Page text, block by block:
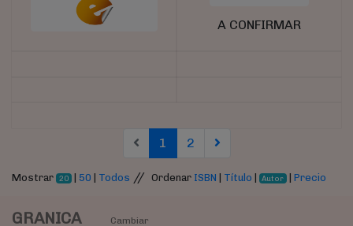
A CONFIRMAR
1 (current)
2(current)
Mostrar 20 | 50 Todos // Ordenar ISBN Título Autor |Precio
GRANICA Cambiar